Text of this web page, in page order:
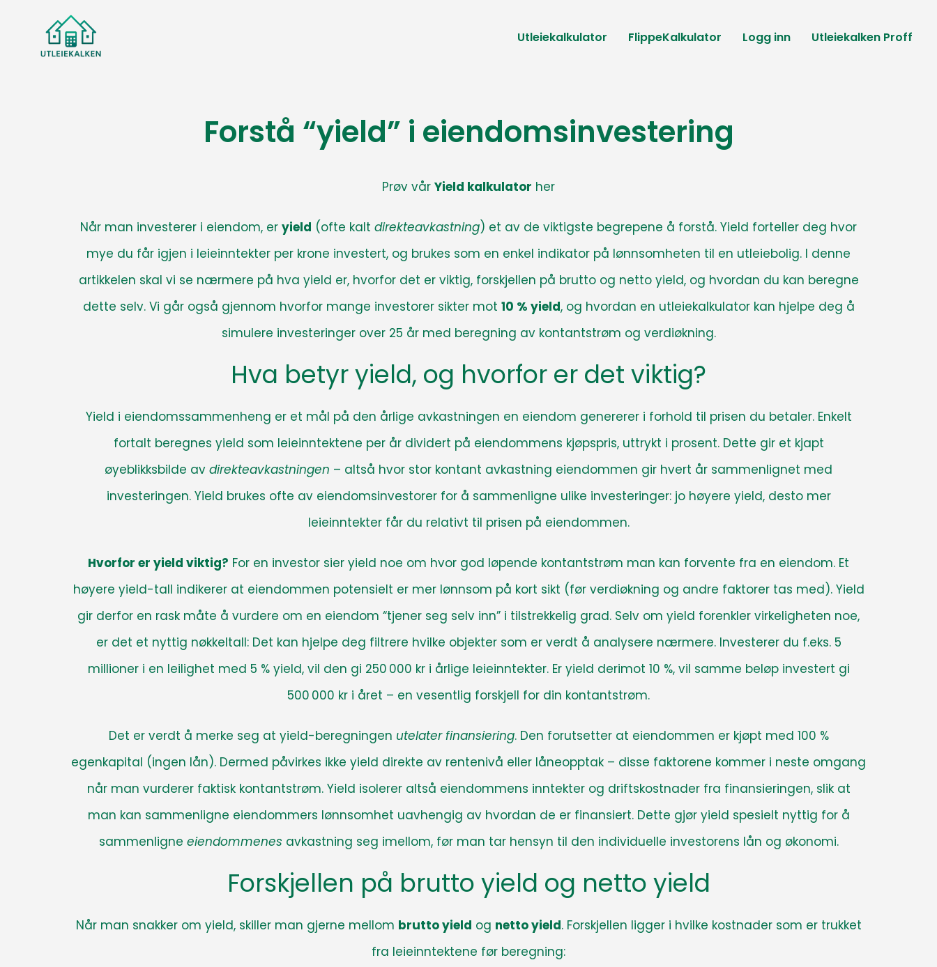
Utleiekalkulator FlippeKalkulator Logg inn Utleiekalken Proff
Forstå “yield” i eiendomsinvestering
Prøv vår Yield kalkulator her
Når man investerer i eiendom, er yield (ofte kalt direkteavkastning) et av de viktigste begrepene å forstå. Yield forteller deg hvor
mye du får igjen i leieinntekter per krone investert, og brukes som en enkel indikator på lønnsomheten til en utleiebolig. I denne
artikkelen skal vi se nærmere på hva yield er, hvorfor det er viktig, forskjellen på brutto og netto yield, og hvordan du kan beregne
dette selv. Vi går også gjennom hvorfor mange investorer sikter mot 10 % yield, og hvordan en utleiekalkulator kan hjelpe deg å
simulere investeringer over 25 år med beregning av kontantstrøm og verdiøkning.
Hva betyr yield, og hvorfor er det viktig?
Yield i eiendomssammenheng er et mål på den årlige avkastningen en eiendom genererer i forhold til prisen du betaler. Enkelt
fortalt beregnes yield som leieinntektene per år dividert på eiendommens kjøpspris, uttrykt i prosent. Dette gir et kjapt
øyeblikksbilde av direkteavkastningen – altså hvor stor kontant avkastning eiendommen gir hvert år sammenlignet med
investeringen. Yield brukes ofte av eiendomsinvestorer for å sammenligne ulike investeringer: jo høyere yield, desto mer
leieinntekter får du relativt til prisen på eiendommen.
Hvorfor er yield viktig? For en investor sier yield noe om hvor god løpende kontantstrøm man kan forvente fra en eiendom. Et
høyere yield-tall indikerer at eiendommen potensielt er mer lønnsom på kort sikt (før verdiøkning og andre faktorer tas med). Yield
gir derfor en rask måte å vurdere om en eiendom “tjener seg selv inn” i tilstrekkelig grad. Selv om yield forenkler virkeligheten noe,
er det et nyttig nøkkeltall: Det kan hjelpe deg filtrere hvilke objekter som er verdt å analysere nærmere. Investerer du f.eks. 5
millioner i en leilighet med 5 % yield, vil den gi 250 000 kr i årlige leieinntekter. Er yield derimot 10 %, vil samme beløp investert gi
500 000 kr i året – en vesentlig forskjell for din kontantstrøm.
Det er verdt å merke seg at yield-beregningen utelater finansiering. Den forutsetter at eiendommen er kjøpt med 100 %
egenkapital (ingen lån). Dermed påvirkes ikke yield direkte av rentenivå eller låneopptak – disse faktorene kommer i neste omgang
når man vurderer faktisk kontantstrøm. Yield isolerer altså eiendommens inntekter og driftskostnader fra finansieringen, slik at
man kan sammenligne eiendommers lønnsomhet uavhengig av hvordan de er finansiert. Dette gjør yield spesielt nyttig for å
sammenligne eiendommenes avkastning seg imellom, før man tar hensyn til den individuelle investorens lån og økonomi.
Forskjellen på brutto yield og netto yield
Når man snakker om yield, skiller man gjerne mellom brutto yield og netto yield. Forskjellen ligger i hvilke kostnader som er trukket
fra leieinntektene før beregning: